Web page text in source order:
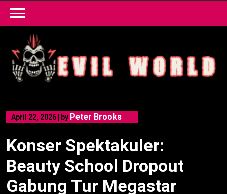
content
April 22, 2026 by Peter Brooks
Konser Spektakuler:
Beauty School Dropout
Gabung Tur Megastar